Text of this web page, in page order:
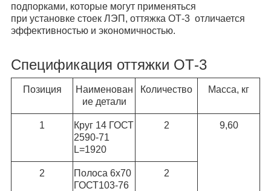
подпорками, которые могут применяться
при установке стоек ЛЭП, оттяжка ОТ-3 отличается
эффективностью и экономичностью.
Спецификация оттяжки ОТ-3
Позиция
Наименован
ие детали
Количество Масса, кг
1
Круг 14 ГОСТ
2590-71
L=1920
2 9,60
2
Полоса 6х70
ГОСТ103-76
2